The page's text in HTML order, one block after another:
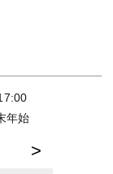
年始